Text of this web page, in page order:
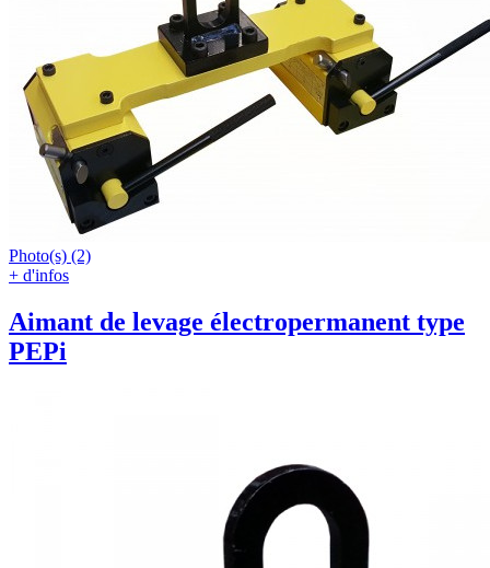
Photo(s) (2)
+ d'infos
Aimant de levage électropermanent type
PEPi